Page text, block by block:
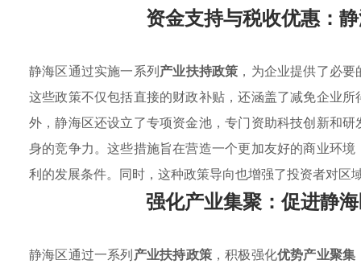
资金支持与税收优惠：
静海区通过实施一系列产业扶持政策 ，为企业提供了必要
这些政策不仅包括直接的财政补贴，还涵盖了减免企业
外，静海区还设立了专项资金池，专门资助科技创新和
身的竞争力。这些措施旨在营造一个更加友好的商业环境
利的发展条件。同时，这种政策导向也增强了投资者对
强化产业集聚：促进静
静海区通过一系列产业扶持政策，积极强化优势产业聚集